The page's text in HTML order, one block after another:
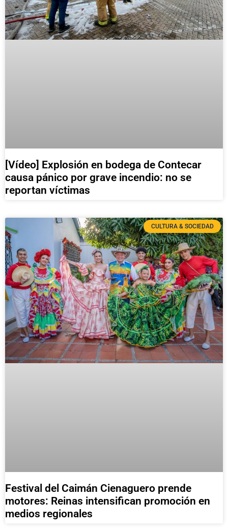
[Vídeo] Explosión en bodega de Contecar
causa pánico por grave incendio: no se
reportan víctimas
CULTURA & SOCIEDAD
Festival del Caimán Cienaguero prende
motores: Reinas intensifican promoción en
medios regionales